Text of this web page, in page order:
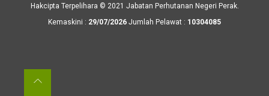
Hakcipta Terpelihara © 2021 Jabatan Perhutanan Negeri Perak.
Kemaskini : 29/07/2026 Jumlah Pelawat : 10304085